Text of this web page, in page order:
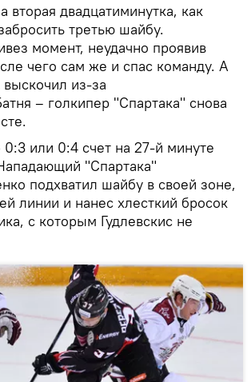
вторая двадцатиминутка, как
третью шайбу.
момент, неудачно проявив
чего сам же и спас команду. А
из-за
– голкипер "Спартака" снова
0:3 или 0:4 счет на 27-й минуте
"Спартака"
подхватил шайбу в своей зоне,
линии и нанес хлесткий бросок
с которым Гудлевскис не